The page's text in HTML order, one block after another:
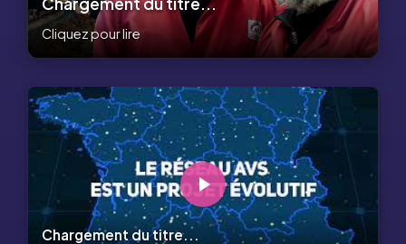
Cliquez pour lire
Chargement du titre...